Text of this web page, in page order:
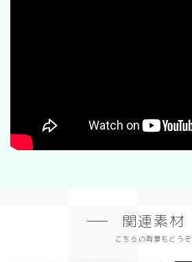
関連素材
こちらの背景もどうぞ